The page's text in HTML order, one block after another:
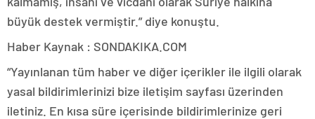
büyük destek vermiştir.” diye konuştu.
Haber Kaynak : SONDAKIKA.COM
“Yayınlanan tüm haber ve diğer içerikler ile ilgili olarak
yasal bildirimlerinizi bize iletişim sayfası üzerinden
iletiniz. En kısa süre içerisinde bildirimlerinize geri